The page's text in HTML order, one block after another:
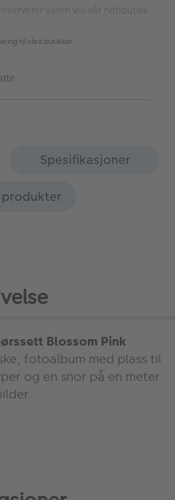
varen via vår nettbutikk.
til våre butikker
Spesifikasjoner
Blossom Pink
fotoalbum med plass til
og en snor på en meter